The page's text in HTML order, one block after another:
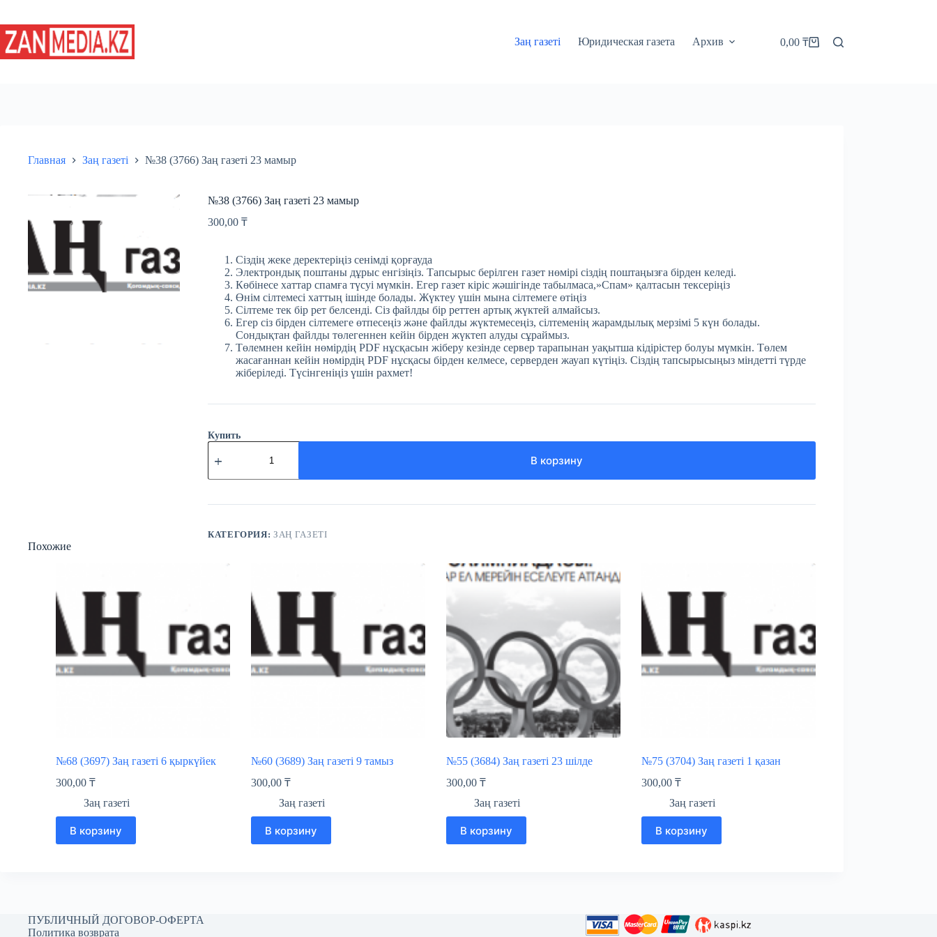
сути
Заң газеті
Юридическая газета Архив Корзина
0,00 ₸
Главная Заң газеті №38 (3766) Заң газеті 23 мамыр
№38 (3766) Заң газеті 23 мамыр
300,00 ₸
Сіздің жеке деректеріңіз сенімді қорғауда
Электрондық поштаны дұрыс енгізіңіз. Тапсырыс берілген газет нөмірі сіздің поштаңызға бірден келеді.
Көбінесе хаттар спамға түсуі мүмкін. Егер газет кіріс жәшігінде табылмаса,»Спам» қалтасын тексеріңіз
Өнім сілтемесі хаттың ішінде болады. Жүктеу үшін мына сілтемеге өтіңіз
Сілтеме тек бір рет белсенді. Сіз файлды бір реттен артық жүктей алмайсыз.
Егер сіз бірден сілтемеге өтпесеңіз және файлды жүктемесеңіз, сілтеменің жарамдылық мерзімі 5 күн болады.
Сондықтан файлды төлегеннен кейін бірден жүктеп алуды сұраймыз.
Төлемнен кейін нөмірдің PDF нұсқасын жіберу кезінде сервер тарапынан уақытша кідірістер болуы мүмкін. Төлем
жасағаннан кейін нөмірдің PDF нұсқасы бірден келмесе, серверден жауап күтіңіз. Сіздің тапсырысыңыз міндетті түрде
жіберіледі. Түсінгеніңіз үшін рахмет!
Купить
Количество
товара
(3766)
газеті
мамыр
В корзину
КАТЕГОРИЯ:ЗАҢ ГАЗЕТІ
Похожие
№68 (3697) Заң газеті 6 қыркүйек
300,00 ₸
Заң газеті
В корзину
№60 (3689) Заң газеті 9 тамыз
300,00 ₸
Заң газеті
В корзину
№55 (3684) Заң газеті 23 шілде
300,00 ₸
Заң газеті
В корзину
№75 (3704) Заң газеті 1 қазан
300,00 ₸
Заң газеті
В корзину
ПУБЛИЧНЫЙ ДОГОВОР-ОФЕРТА
Политика возврата